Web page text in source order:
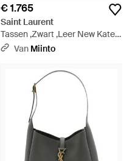
€ 1.765
Saint Laurent
Tassen ,Zwart ,Leer New Kate
Small - Zwart
Van Miinto